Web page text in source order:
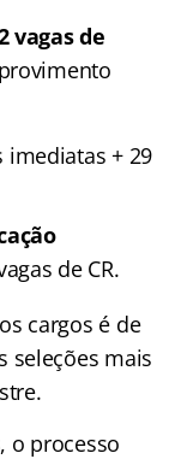
vagas de
imediatas + 29
de CR.
cargos é de
seleções mais
o processo